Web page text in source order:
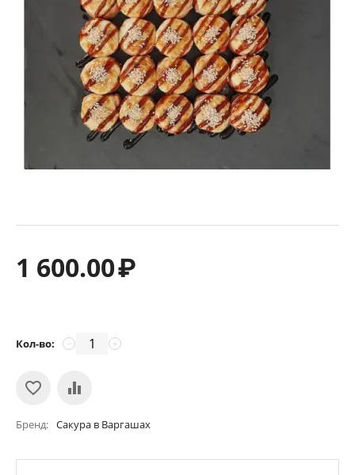
1 600.00₽
Кол-во: +
−
Бренд Сакура в Варгашах